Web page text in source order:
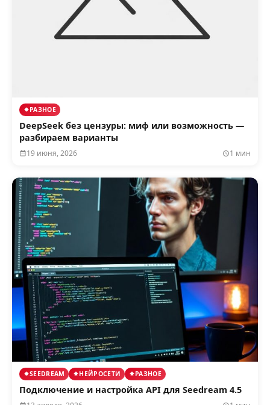
РАЗНОЕ
DeepSeek без цензуры: миф или возможность —
разбираем варианты
19 июня, 2026 1 мин
SEEDREAM НЕЙРОСЕТИ РАЗНОЕ
Подключение и настройка API для Seedream 4.5